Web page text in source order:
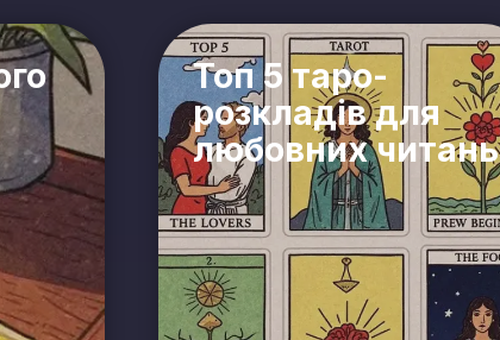
Топ 5 таро-
розкладів для
любовних читань